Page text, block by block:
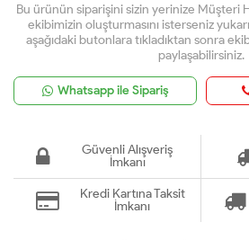
Bu ürünün siparişini sizin yerinize Müşteri
ekibimizin oluşturmasını isterseniz
aşağıdaki butonlara tıkladıktan sonra
paylaşabilirsiniz.
Whatsapp ile Sipariş
Güvenli Alışveriş
İmkanı
Kredi Kartına Taksit
İmkanı